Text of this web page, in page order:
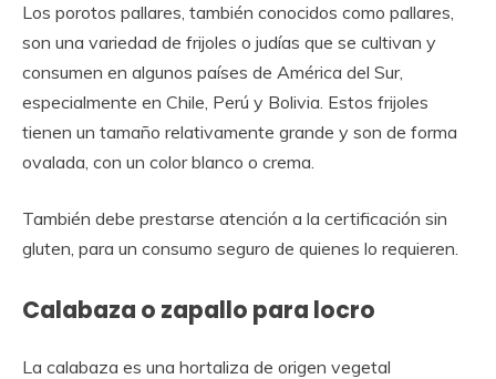
Los porotos pallares, también conocidos como pallares,
son una variedad de frijoles o judías que se cultivan y
consumen en algunos países de América del Sur,
especialmente en Chile, Perú y Bolivia. Estos frijoles
tienen un tamaño relativamente grande y son de forma
ovalada, con un color blanco o crema.
También debe prestarse atención a la certificación sin
gluten, para un consumo seguro de quienes lo requieren.
Calabaza o zapallo para locro
La calabaza es una hortaliza de origen vegetal